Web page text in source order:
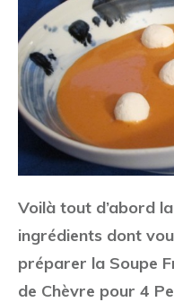
Voilà tout d’abord
ingrédients dont
préparer la Soupe
de Chèvre pour 4